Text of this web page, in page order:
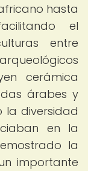
hasta
el
entre
cerámica
árabes y
la diversidad
en la
la
importante